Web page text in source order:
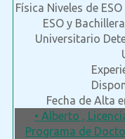
Física Niveles de
ESO y
Universitario
Fecha de Alta
• Alberto ,
Programa de